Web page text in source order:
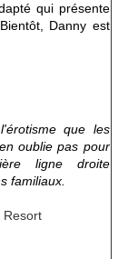
qui présente
Danny est
que les
oublie pas pour
ligne droite
familiaux.